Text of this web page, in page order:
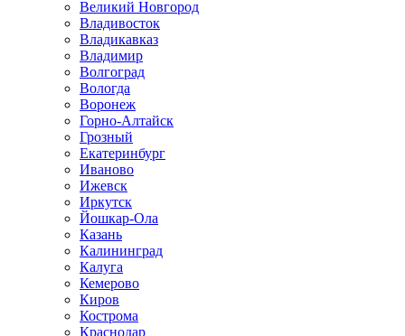
Великий Новгород
Владивосток
Владикавказ
Владимир
Волгоград
Вологда
Воронеж
Горно-Алтайск
Грозный
Екатеринбург
Иваново
Ижевск
Иркутск
Йошкар-Ола
Казань
Калининград
Калуга
Кемерово
Киров
Кострома
Краснодар